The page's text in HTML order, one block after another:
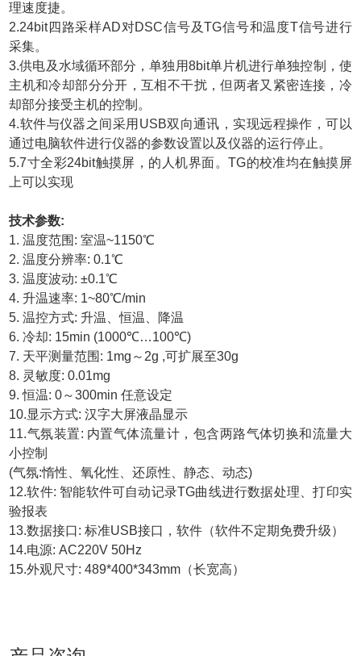
理速度捷。
2.24bit四路采样AD对DSC信号及TG信号和温度T信号进行
采集。
3.供电及水域循环部分，单独用8bit单片机进行单独控制，使
主机和冷却部分分开，互相不干扰，但两者又紧密连接，冷
却部分接受主机的控制。
4.软件与仪器之间采用USB双向通讯，实现远程操作，可以
通过电脑软件进行仪器的参数设置以及仪器的运行停止。
5.7寸全彩24bit触摸屏，的人机界面。TG的校准均在触摸屏
上可以实现
技术参数:
1. 温度范围: 室温~1150℃
2. 温度分辨率: 0.1℃
3. 温度波动: ±0.1℃
4. 升温速率: 1~80℃/min
5. 温控方式: 升温、恒温、降温
6. 冷却: 15min (1000℃…100℃)
7. 天平测量范围: 1mg～2g ,可扩展至30g
8. 灵敏度: 0.01mg
9. 恒温: 0～300min 任意设定
10.显示方式: 汉字大屏液晶显示
11.气氛装置: 内置气体流量计，包含两路气体切换和流量大
小控制
(气氛:惰性、氧化性、还原性、静态、动态)
12.软件: 智能软件可自动记录TG曲线进行数据处理、打印实
验报表
13.数据接口: 标准USB接口，软件（软件不定期免费升级）
14.电源: AC220V 50Hz
15.外观尺寸: 489*400*343mm（长宽高）